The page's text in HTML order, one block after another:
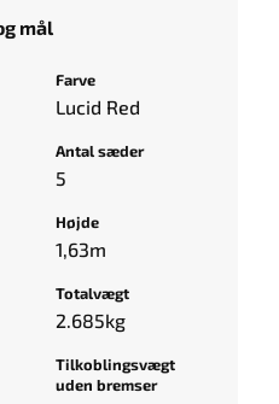
mål
Farve
Lucid Red
Antal sæder
5
Højde
1,63m
Totalvægt
2.685kg
Tilkoblingsvægt
uden bremser